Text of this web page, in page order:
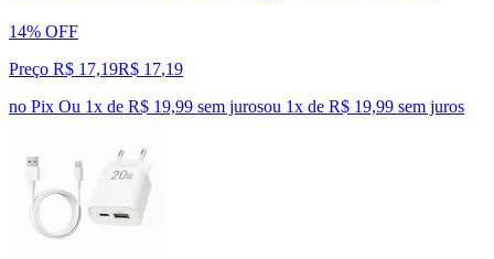
14% OFF
Preço R$ 17,19R$ 17,19
no Pix Ou 1x de R$ 19,99 sem jurosou 1x de R$ 19,99 sem juros